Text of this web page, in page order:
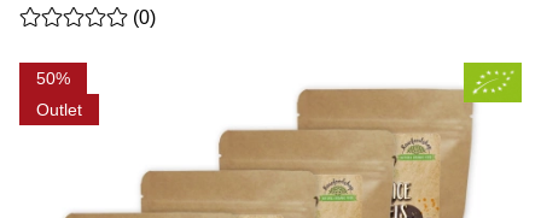
Keskiarvoluokitus 0 / 5 Arvioiden määrä 0
(0)
50
Outlet
Tuotekuvat Lakritsirullat LUOMU 100g x 5 pakettia